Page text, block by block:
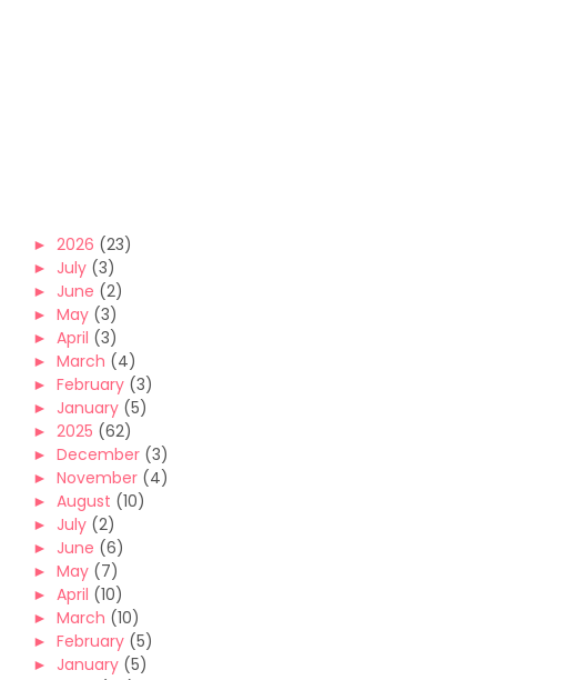
► 2026 (23)
► July (3)
► June (2)
► May (3)
► April (3)
► March (4)
► February (3)
► January (5)
► 2025 (62)
► December (3)
► November (4)
► August (10)
► July (2)
► June (6)
► May (7)
► April (10)
► March (10)
► February (5)
► January (5)